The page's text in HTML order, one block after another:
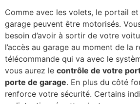
Comme avec les volets, le portail
garage peuvent être motorisés.
besoin d’avoir à sortir de votre
l’accès au garage au moment de la
télécommande qui va avec le
vous aurez le contrôle de votre
porte de garage. En plus du côté
renforce votre sécurité. Certains